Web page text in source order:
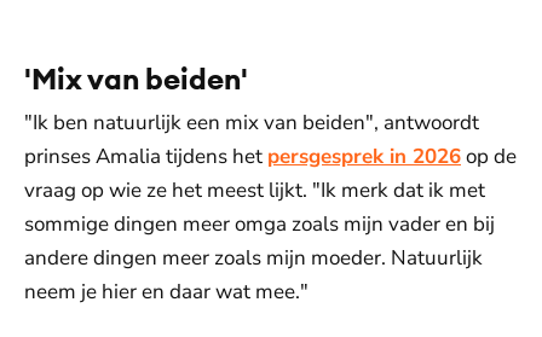
'Mix van beiden'
"Ik ben natuurlijk een mix van beiden", antwoordt
prinses Amalia tijdens het persgesprek in 2026op de
vraag op wie ze het meest lijkt. "Ik merk dat ik met
sommige dingen meer omga zoals mijn vader en bij
andere dingen meer zoals mijn moeder. Natuurlijk
neem je hier en daar wat mee."